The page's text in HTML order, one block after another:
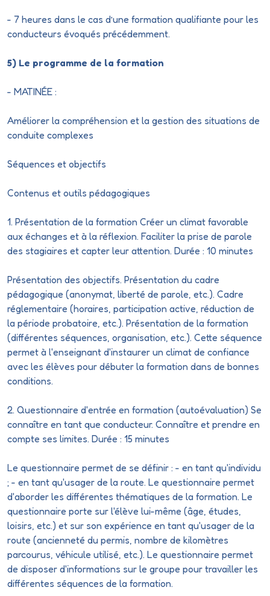
- 7 heures dans le cas d’une formation qualifiante pour les
conducteurs évoqués précédemment.
5) Le programme de la formation
- MATINÉE :
Améliorer la compréhension et la gestion des situations de
conduite complexes
Séquences et objectifs
Contenus et outils pédagogiques
1. Présentation de la formation Créer un climat favorable
aux échanges et à la réflexion. Faciliter la prise de parole
des stagiaires et capter leur attention. Durée : 10 minutes
Présentation des objectifs. Présentation du cadre
pédagogique (anonymat, liberté de parole, etc.). Cadre
réglementaire (horaires, participation active, réduction de
la période probatoire, etc.). Présentation de la formation
(différentes séquences, organisation, etc.). Cette séquence
permet à l'enseignant d'instaurer un climat de confiance
avec les élèves pour débuter la formation dans de bonnes
conditions.
2. Questionnaire d'entrée en formation (autoévaluation) Se
connaître en tant que conducteur. Connaître et prendre en
compte ses limites. Durée : 15 minutes
Le questionnaire permet de se définir : - en tant qu'individu
; - en tant qu'usager de la route. Le questionnaire permet
d'aborder les différentes thématiques de la formation. Le
questionnaire porte sur l'élève lui-même (âge, études,
loisirs, etc.) et sur son expérience en tant qu'usager de la
route (ancienneté du permis, nombre de kilomètres
parcourus, véhicule utilisé, etc.). Le questionnaire permet
de disposer d'informations sur le groupe pour travailler les
différentes séquences de la formation.